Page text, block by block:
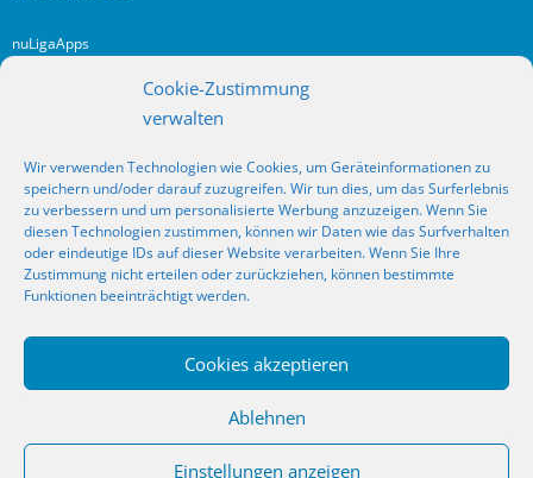
Cookie-Zustimmung
verwalten
Wir verwenden Technologien wie Cookies, um Geräteinformationen zu
speichern und/oder darauf zuzugreifen. Wir tun dies, um das Surferlebnis
zu verbessern und um personalisierte Werbung anzuzeigen. Wenn Sie
diesen Technologien zustimmen, können wir Daten wie das Surfverhalten
oder eindeutige IDs auf dieser Website verarbeiten. Wenn Sie Ihre
Zustimmung nicht erteilen oder zurückziehen, können bestimmte
Funktionen beeinträchtigt werden.
Cookies akzeptieren
Ablehnen
Einstellungen anzeigen
nuLigaApps
RSS
Fragen? Kontakt!
SOCIAL MEDIA
Spielbetrieb Jugend/NWLS